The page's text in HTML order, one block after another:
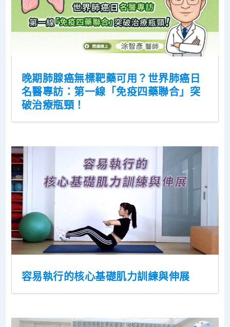
晚期肺腺癌無標靶藥可用？世界肺癌日
名醫專訪：第一線「免疫四藥聯合」突
破治療瓶頸！
容易執行的核心基礎肌力訓練與伸展